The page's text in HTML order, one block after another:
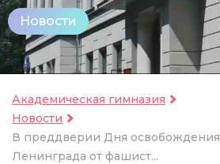
Новости
Академическая гимназия
Новости
В преддверии Дня освобождения
Ленинграда от фашист...